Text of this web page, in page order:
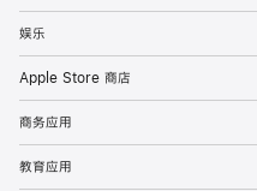
娱乐
Apple Store 商店
商务应用
教育应用